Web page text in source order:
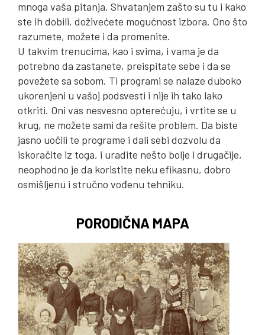
mnoga vaša pitanja. Shvatanjem zašto su tu i kako
ste ih dobili, doživećete mogućnost izbora. Ono što
razumete, možete i da promenite.
U takvim trenucima, kao i svima, i vama je da
potrebno da zastanete, preispitate sebe i da se
povežete sa sobom. Ti programi se nalaze duboko
ukorenjeni u vašoj podsvesti i nije ih tako lako
otkriti. Oni vas nesvesno opterećuju, i vrtite se u
krug, ne možete sami da rešite problem. Da biste
jasno uočili te programe i dali sebi dozvolu da
iskoračite iz toga, i uradite nešto bolje i drugačije,
neophodno je da koristite neku efikasnu, dobro
osmišljenu i stručno vođenu tehniku.
PORODIČNA MAPA